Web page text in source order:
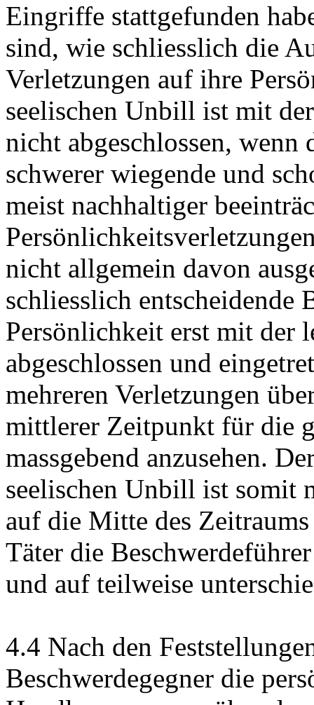
Eingriffe stattgefunden
sind, wie schliesslich die
Verletzungen auf ihre
seelischen Unbill ist mit
nicht abgeschlossen,
schwerer wiegende und
meist nachhaltiger
nicht allgemein davon
schliesslich entscheidende
Persönlichkeit erst mit der
abgeschlossen und
mehreren Verletzungen
mittlerer Zeitpunkt für die
massgebend anzusehen.
seelischen Unbill ist somit
auf die Mitte des
Täter die
und auf teilweise
4.4 Nach den
Beschwerdegegner die